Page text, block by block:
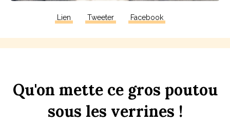
Lien Tweeter Facebook
Qu'on mette ce gros poutou
sous les verrines !